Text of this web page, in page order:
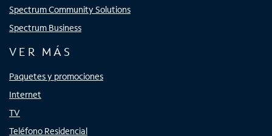
Spectrum Community Solutions
Spectrum Business
VER MÁS
Paquetes y promociones
Internet
TV
Teléfono Residencial